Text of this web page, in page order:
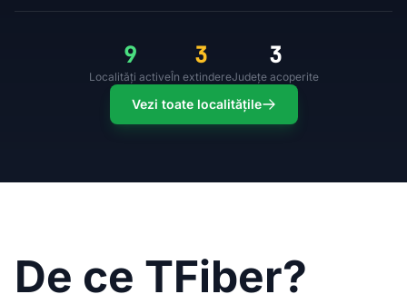
9
Localități active
3
În extindere
3
Județe acoperite
Vezi toate localitățile
De ce TFiber?